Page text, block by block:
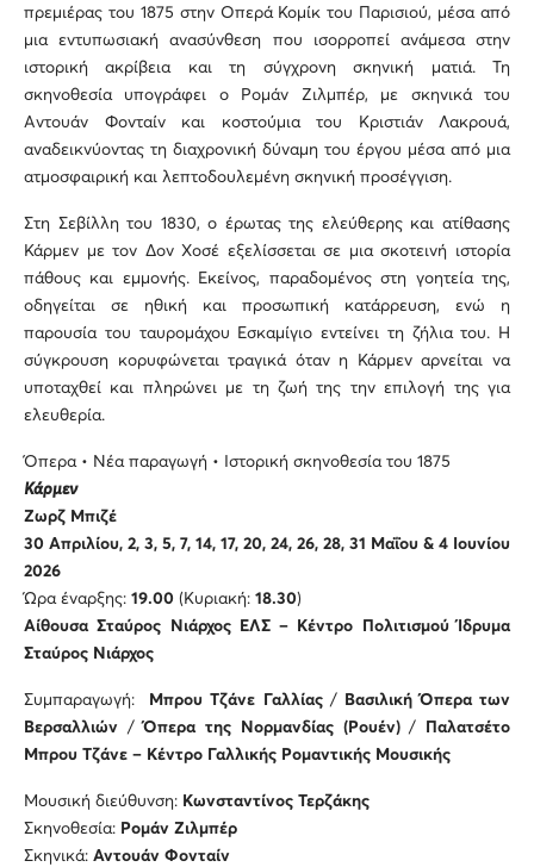
πρεμιέρας του 1875 στην Οπερά Κομίκ του Παρισιού, μέσα από
μια εντυπωσιακή ανασύνθεση που ισορροπεί ανάμεσα στην
ιστορική ακρίβεια και τη σύγχρονη σκηνική ματιά. Τη
σκηνοθεσία υπογράφει ο Ρομάν Ζιλμπέρ, με σκηνικά του
Αντουάν Φονταίν και κοστούμια του Κριστιάν Λακρουά,
αναδεικνύοντας τη διαχρονική δύναμη του έργου μέσα από μια
ατμοσφαιρική και λεπτοδουλεμένη σκηνική προσέγγιση.
Στη Σεβίλλη του 1830, ο έρωτας της ελεύθερης και ατίθασης
Κάρμεν με τον Δον Χοσέ εξελίσσεται σε μια σκοτεινή ιστορία
πάθους και εμμονής. Εκείνος, παραδομένος στη γοητεία της,
οδηγείται σε ηθική και προσωπική κατάρρευση, ενώ η
παρουσία του ταυρομάχου Εσκαμίγιο εντείνει τη ζήλια του. Η
σύγκρουση κορυφώνεται τραγικά όταν η Κάρμεν αρνείται να
υποταχθεί και πληρώνει με τη ζωή της την επιλογή της για
ελευθερία.
Όπερα • Νέα παραγωγή • Ιστορική σκηνοθεσία του 1875
Κάρμεν
Ζωρζ Μπιζέ
30 Απριλίου, 2, 3, 5, 7, 14, 17, 20, 24, 26, 28, 31 Μαΐου & 4 Ιουνίου
2026
Ώρα έναρξης: 19.00 (Κυριακή: 18.30)
Αίθουσα Σταύρος Νιάρχος ΕΛΣ – Κέντρο Πολιτισμού Ίδρυμα
Σταύρος Νιάρχος
Συμπαραγωγή: Μπρου Τζάνε Γαλλίας / Βασιλική Όπερα των
Βερσαλλιών / Όπερα της Νορμανδίας (Ρουέν)/ Παλατσέτο
Μπρου Τζάνε – Κέντρο Γαλλικής Ρομαντικής Μουσικής
Μουσική διεύθυνση: Κωνσταντίνος Τερζάκης
Σκηνοθεσία: Ρομάν Ζιλμπέρ
Σκηνικά: Αντουάν Φονταίν